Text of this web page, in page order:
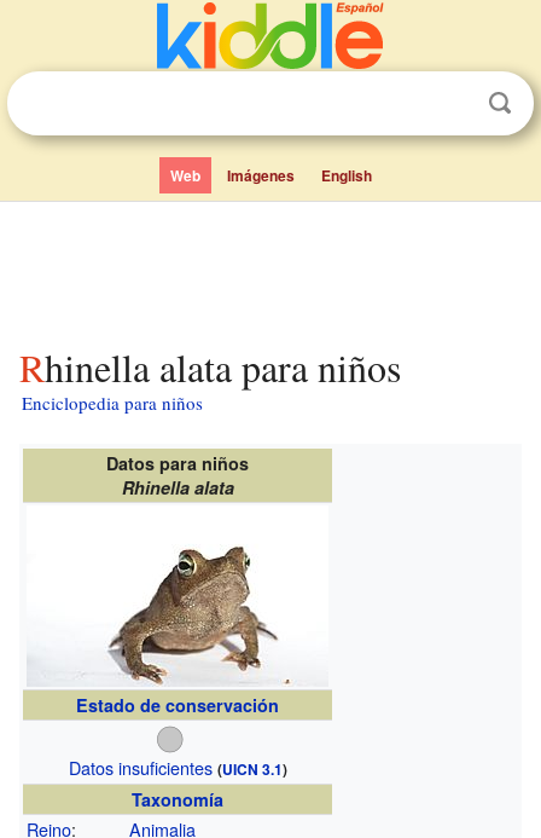
Web Imágenes English
Rhinella alata para niños
Enciclopedia para niños
Datos para niños
Rhinella alata
Estado de conservación
Datos insuficientes (UICN 3.1)
Taxonomía
Reino:
Animalia